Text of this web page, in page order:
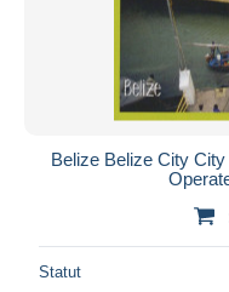
Belize Belize City
Statut